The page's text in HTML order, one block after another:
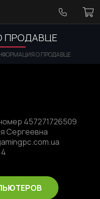
ПРОДАВЦЕ
О ПРОДАВЦЕ
457271726509
Сергеевна